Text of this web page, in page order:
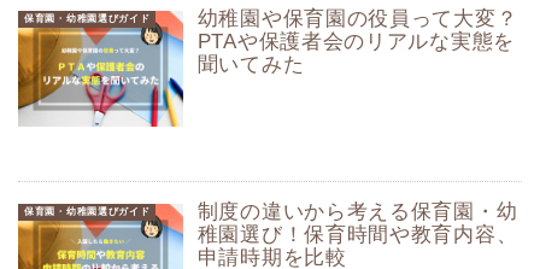
保育園・幼稚園選びガイド
幼稚園や保育園の役員って大変？
PTAや保護者会のリアルな実態を
聞いてみた
保育園・幼稚園選びガイド
制度の違いから考える保育園・幼
稚園選び！保育時間や教育内容、
申請時期を比較